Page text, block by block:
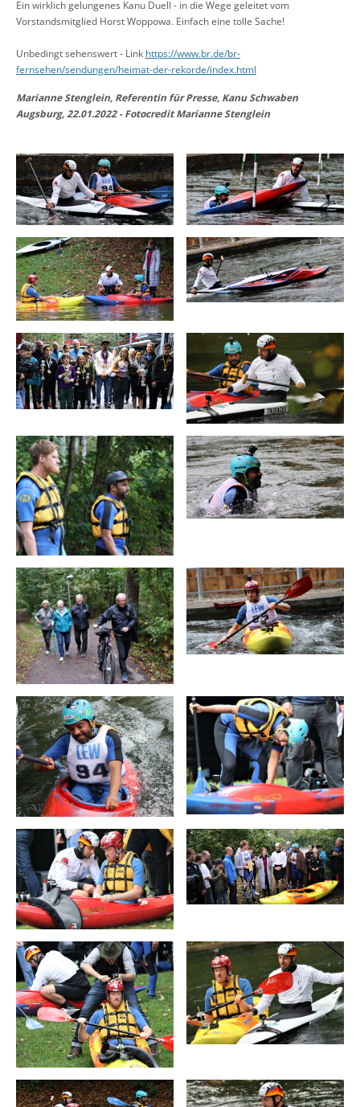
Ein wirklich gelungenes Kanu Duell - in die Wege geleitet vom
Vorstandsmitglied Horst Woppowa. Einfach eine tolle Sache!
Unbedingt sehenswert - Link https://www.br.de/br-
fernsehen/sendungen/heimat-der-rekorde/index.html
Marianne Stenglein, Referentin für Presse, Kanu Schwaben
Augsburg, 22.01.2022 - Fotocredit Marianne Stenglein